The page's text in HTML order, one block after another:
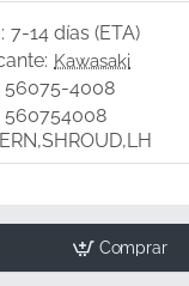
7-14 días (ETA)
Kawasaki
56075-4008
560754008
Comprar